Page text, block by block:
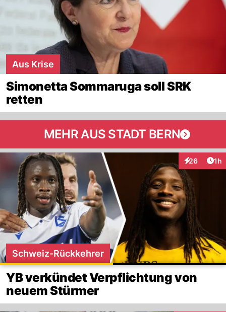
Aus Krise
Simonetta Sommaruga soll SRK
retten
MEHR AUS STADT BERN
26
Interaktionen
1h
Schweiz-Rückkehrer
YB verkündet Verpflichtung von
neuem Stürmer